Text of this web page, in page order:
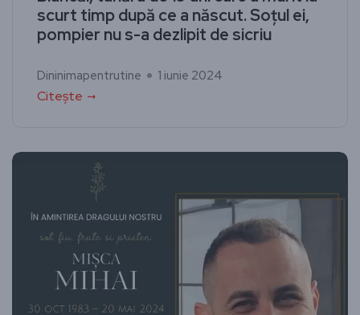
scurt timp după ce a născut. Soțul ei,
pompier nu s-a dezlipit de sicriu
Dininimapentrutine 1 iunie 2024
Citește